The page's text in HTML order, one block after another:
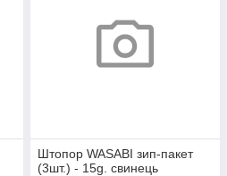
Штопор WASABI зип-пакет
(3шт.) - 15g. свинець